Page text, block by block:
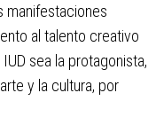
manifestaciones
al talento creativo
sea la protagonista,
y la cultura, por